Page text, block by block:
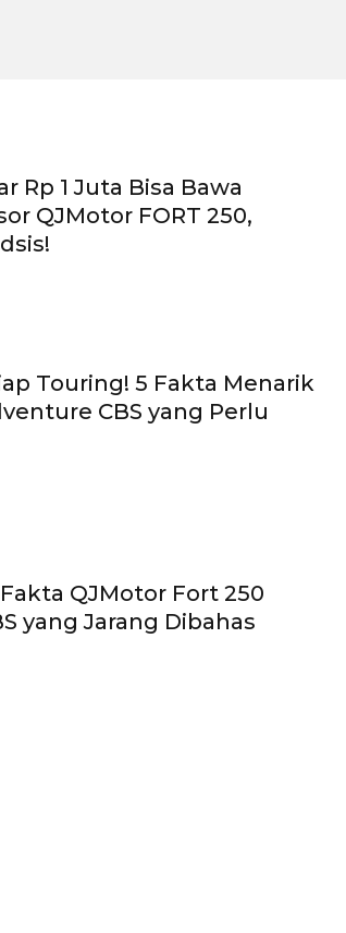
Rp 1 Juta Bisa Bawa
QJMotor FORT 250,
Touring! 5 Fakta Menarik
CBS yang Perlu
QJMotor Fort 250
yang Jarang Dibahas